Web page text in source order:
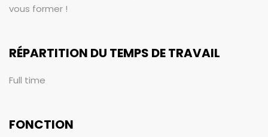
vous former !
RÉPARTITION DU TEMPS DE TRAVAIL
Full time
FONCTION